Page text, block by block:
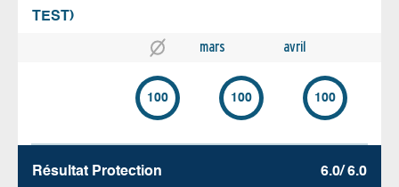
TEST)
mars avril
100 100 100
Résultat Protection 6.0/ 6.0